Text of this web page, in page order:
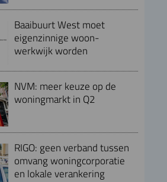
Baaibuurt West moet
eigenzinnige woon-
werkwijk worden
NVM: meer keuze op de
woningmarkt in Q2
RIGO: geen verband tussen
omvang woningcorporatie
en lokale verankering